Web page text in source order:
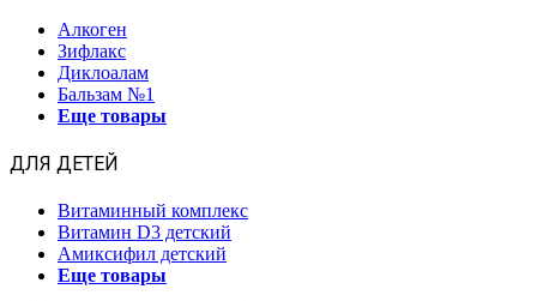
Алкоген
Зифлакс
Диклоалам
Бальзам №1
Еще товары
ДЛЯ ДЕТЕЙ
Витаминный комплекс
Витамин D3 детский
Амиксифил детский
Еще товары